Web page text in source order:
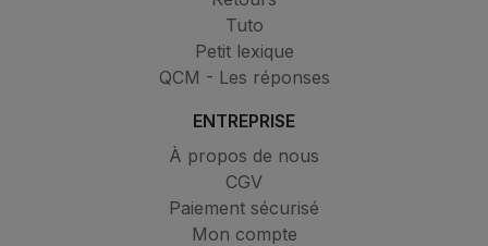
Tuto
Petit lexique
QCM - Les réponses
ENTREPRISE
À propos de nous
CGV
Paiement sécurisé
Mon compte